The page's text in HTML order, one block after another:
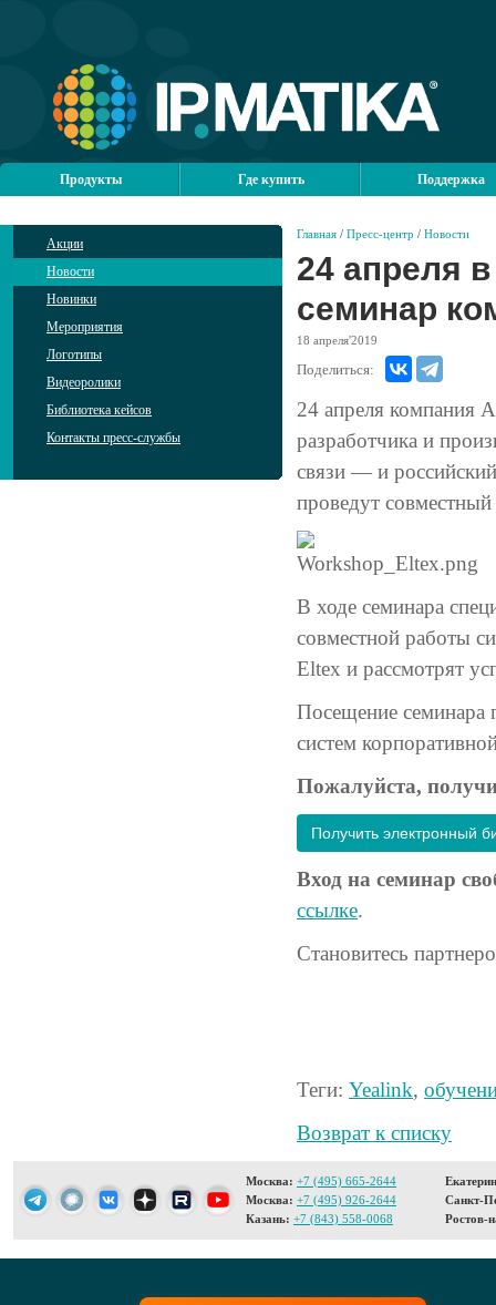
Продукты Где купить Поддержка
Акции
Новости
Новинки
Мероприятия
Логотипы
Видеоролики
Библиотека кейсов
Контакты пресс-службы
Главная / Пресс-центр / Новости
24 апреля
семинар
18 апреля'2019
Поделиться:
24 апреля компания
разработчика и
связи — и
проведут
В ходе семинара
совместной работы
Eltex и рассмотрят
Посещение семинара
систем
Пожалуйста,
Получить электронный
Вход на семинар
ссылке.
Становитесь
Теги: Yealink,
Возврат к списку
Москва: +7 (495) 665-2644
Москва: +7 (495) 926-2644
Казань: +7 (843) 558-0068
Санкт-
Ростов-